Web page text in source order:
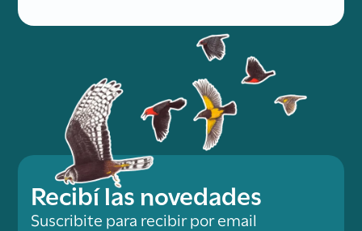
Recibí las novedades
Suscribite para recibir por email